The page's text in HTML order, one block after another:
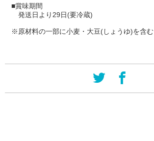
■賞味期間
発送日より29日(要冷蔵)
※原材料の一部に小麦・大豆(しょうゆ)を含む